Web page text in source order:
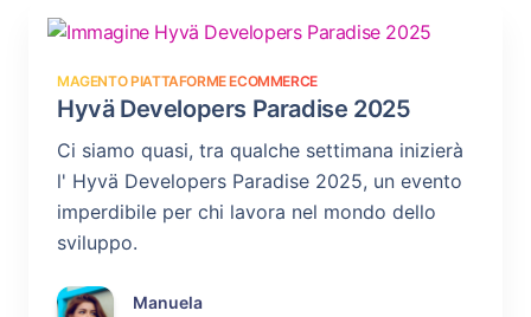
MAGENTO PIATTAFORME ECOMMERCE
Hyvä Developers Paradise 2025
Ci siamo quasi, tra qualche settimana inizierà
l' Hyvä Developers Paradise 2025, un evento
imperdibile per chi lavora nel mondo dello
sviluppo.
Manuela